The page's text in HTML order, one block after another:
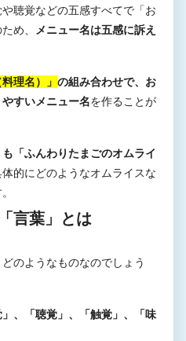
聴覚などの五感すべてで「お
め、
メニュー名は五感に訴え
理名）」 の組み合わせで、お
すいメニュー名を作ることが
も「ふんわりたまごのオムライ
的にどのようなオムライスな
言葉」とは
のようなものなのでしょう
」、「聴覚」、「触覚」、「味